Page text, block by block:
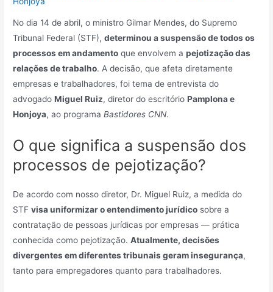
No dia 14 de abril, o ministro Gilmar Mendes, do Supremo
Tribunal Federal (STF),determinou a suspensão de todos os
processos em andamento que envolvem apejotização das
relações de trabalho. A decisão, que afeta diretamente
empresas e trabalhadores, foi tema de entrevista do
advogadoMiguel Ruiz, diretor do escritórioPamplona e
Honjoya, ao programaBastidores CNN.
O que significa a suspensão dos
processos de pejotização?
De acordo com nosso diretor, Dr. Miguel Ruiz, a medida do
STFvisa uniformizar o entendimento jurídico sobre a
contratação de pessoas jurídicas por empresas — prática
conhecida como pejotização.Atualmente, decisões
divergentes em diferentes tribunais geram insegurança,
tanto para empregadores quanto para trabalhadores.